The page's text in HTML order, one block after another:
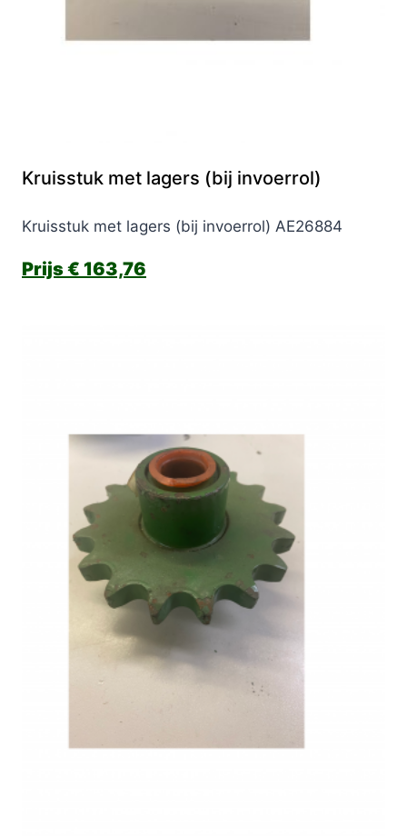
Kruisstuk met lagers (bij invoerrol)
Kruisstuk met lagers (bij invoerrol) AE26884
€ 163,76